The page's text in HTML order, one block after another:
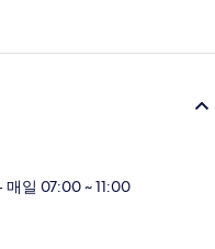
일 07:00 ~ 11:00